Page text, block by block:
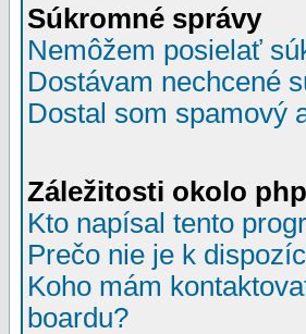
Súkromné správy
Nemôžem posielať
Dostávam nechcené
Dostal som spamový
Záležitosti okolo
Kto napísal tento
Prečo nie je k
Koho mám
boardu?